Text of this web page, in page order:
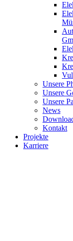
Unsere
Unsere
Unsere
News
Kontakt
Projekte
Karriere